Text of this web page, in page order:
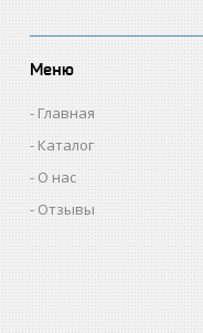
Меню
Главная
Каталог
О нас
Отзывы